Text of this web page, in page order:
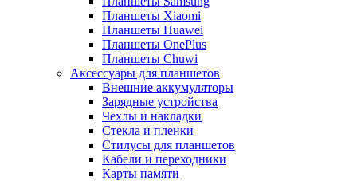
Планшеты Xiaomi
Планшеты Huawei
Планшеты OnePlus
Планшеты Chuwi
Аксессуары для планшетов
Внешние аккумуляторы
Зарядные устройства
Чехлы и накладки
Стекла и пленки
Стилусы для планшетов
Кабели и переходники
Карты памяти